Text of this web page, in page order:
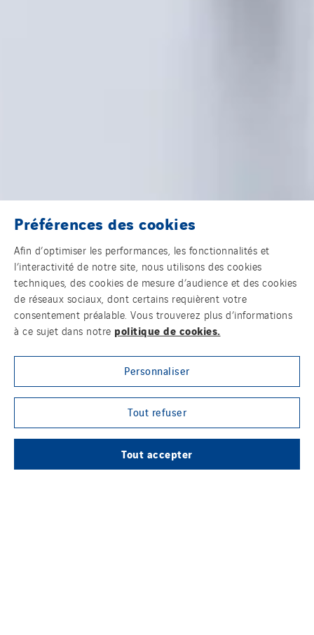
Préférences des cookies
Afin d’optimiser les performances, les fonctionnalités et
l’interactivité de notre site, nous utilisons des cookies
techniques, des cookies de mesure d’audience et des cookies
de réseaux sociaux, dont certains requièrent votre
consentement préalable. Vous trouverez plus d’informations
à ce sujet dans notre politique de cookies.
Personnaliser
Tout refuser
Tout accepter